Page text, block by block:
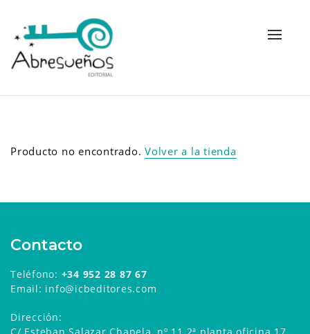
Producto no encontrado. Volver a la tienda
Contacto
Teléfono: +34 952 28 87 67
Email: info@icbeditores.com
Dirección: